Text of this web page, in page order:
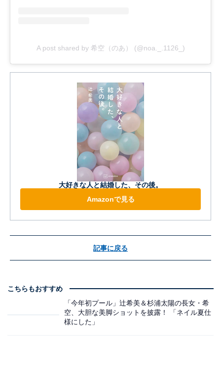
A post shared by 希空（のあ） (@noa._.1126_)
大好きな人と結婚した、その後。
Amazonで見る
記事に戻る
こちらもおすすめ
「今年初プール」辻希美＆杉浦太陽の長女・希
空、大胆な美脚ショットを披露！ 「ネイル夏仕
様にした」